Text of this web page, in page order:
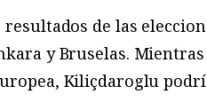
de las
y Bruselas.
Kiliçdaroglu